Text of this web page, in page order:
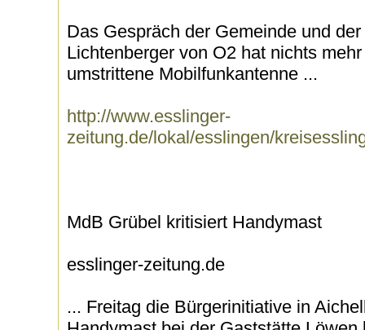
Das Gespräch der Gemeinde und
Lichtenberger von O2 hat nichts
umstrittene Mobilfunkantenne ...
http://www.esslinger-
zeitung.de/lokal/esslingen/
MdB Grübel kritisiert Handymast
esslinger-zeitung.de
... Freitag die Bürgerinitiative in